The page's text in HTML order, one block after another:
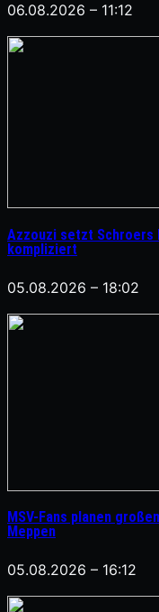
06.08.2026 – 11:12
Azzouzi setzt Schroers
kompliziert
05.08.2026 – 18:02
MSV-Fans planen
Meppen
05.08.2026 – 16:12